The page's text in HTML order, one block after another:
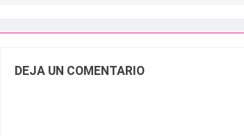
DEJA UN COMENTARIO